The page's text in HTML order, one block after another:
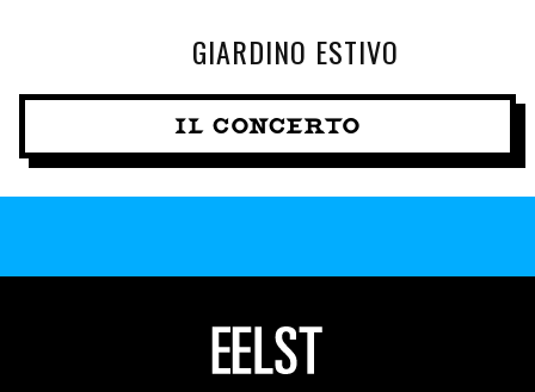
GIARDINO ESTIVO
IL CONCERTO